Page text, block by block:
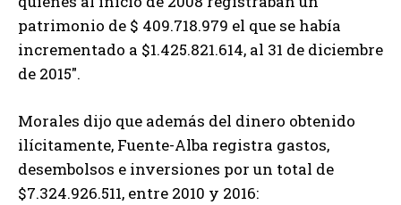
patrimonio de $ 409.718.979 el que se había
incrementado a $1.425.821.614, al 31 de diciembre
de 2015″.
Morales dijo que además del dinero obtenido
ilícitamente, Fuente-Alba registra gastos,
desembolsos e inversiones por un total de
$7.324.926.511, entre 2010 y 2016: